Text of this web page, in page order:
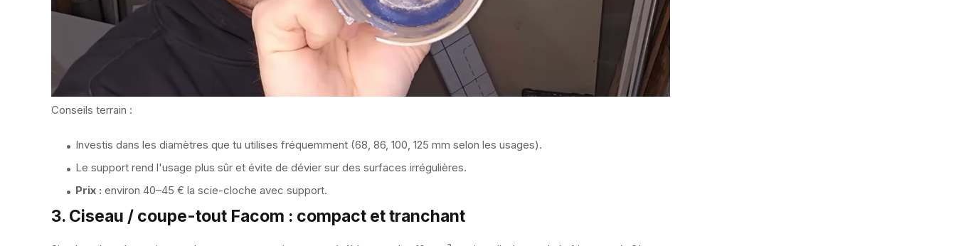
Conseils terrain :
Investis dans les diamètres que tu utilises fréquemment (68, 86, 100, 125 mm selon les usages).
Le support rend l'usage plus sûr et évite de dévier sur des surfaces irrégulières.
Prix : environ 40–45 € la scie-cloche avec support.
3. Ciseau / coupe-tout Facom : compact et tranchant